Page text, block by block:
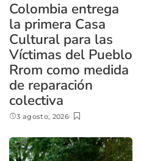
Colombia entrega
la primera Casa
Cultural para las
Víctimas del Pueblo
Rrom como medida
de reparación
colectiva
3 agosto, 2026